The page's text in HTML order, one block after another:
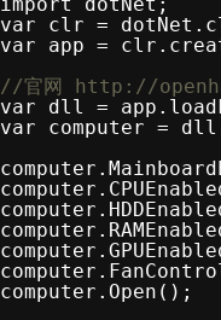
var clr =
var app =
//官网 http://
var dll =
var computer =
computer.Open();